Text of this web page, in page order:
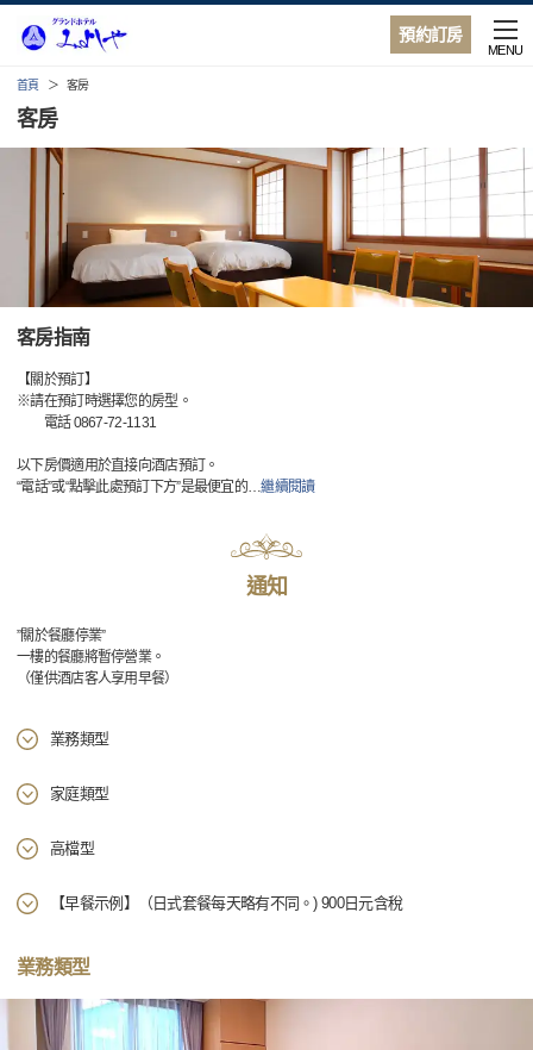
預約訂房
MENU
首頁 客房
客房
客房指南
【關於預訂】
※請在預訂時選擇您的房型。
電話 0867-72-1131
以下房價適用於直接向酒店預訂。
“電話”或“點擊此處預訂下方”是最便宜的…繼續閱讀
通知
”關於餐廳停業”
一樓的餐廳將暫停營業。
（僅供酒店客人享用早餐）
業務類型
家庭類型
高檔型
【早餐示例】（日式套餐每天略有不同。) 900日元含稅
業務類型